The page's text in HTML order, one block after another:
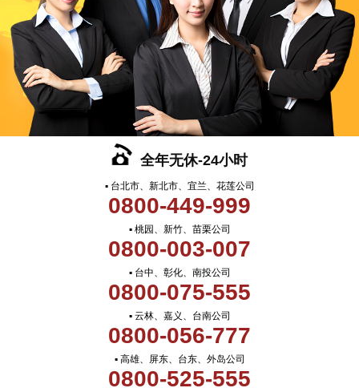
全年无休-24小时
▪ 台北市、新北市、宜兰、花莲公司
0800-449-999
▪ 桃园、新竹、苗栗公司
0800-003-007
▪ 台中、彰化、南投公司
0800-075-555
▪ 云林、嘉义、台南公司
0800-056-777
▪ 高雄、屏东、台东、外岛公司
0800-525-555